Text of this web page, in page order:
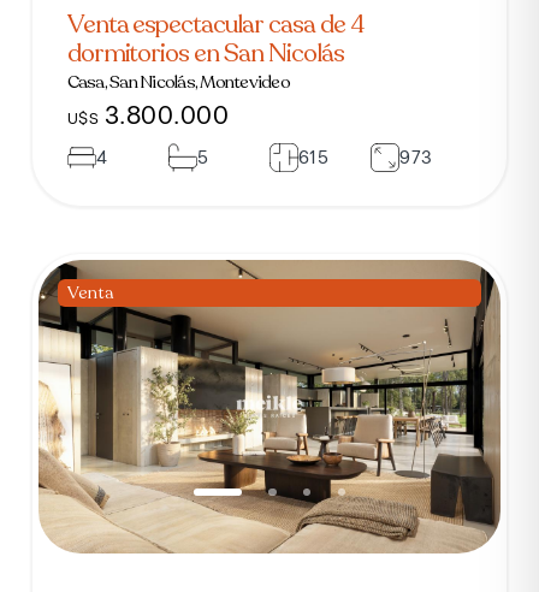
Venta espectacular casa de 4
dormitorios en San Nicolás
Casa, San Nicolás, Montevideo
U$S 3.800.000
4 5 615 973
Venta